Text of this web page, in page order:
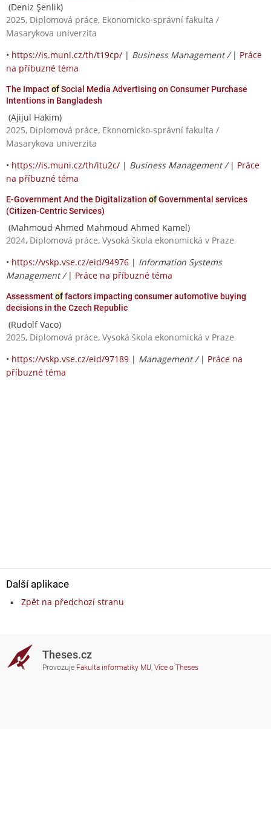
(Deniz Şenlik)
2025, Diplomová práce, Ekonomicko-správní fakulta /
Masarykova univerzita
• https://is.muni.cz/th/t19cp/ | Business Management / | Práce
na příbuzné téma
The ImpactofSocial Media Advertising on Consumer Purchase
Intentions in Bangladesh
(Ajijul Hakim)
2025, Diplomová práce, Ekonomicko-správní fakulta /
Masarykova univerzita
• https://is.muni.cz/th/itu2c/ | Business Management / | Práce
na příbuzné téma
E-Government And the Digitalization ofGovernmental services
(Citizen-Centric Services)
(Mahmoud Ahmed Mahmoud Ahmed Kamel)
2024, Diplomová práce, Vysoká škola ekonomická v Praze
• https://vskp.vse.cz/eid/94976 | Information Systems
Management / | Práce na příbuzné téma
Assessmentoffactors impacting consumer automotive buying
decisions in the Czech Republic
(Rudolf Vaco)
2025, Diplomová práce, Vysoká škola ekonomická v Praze
• https://vskp.vse.cz/eid/97189 | Management / | Práce na
příbuzné téma
Další aplikace
Zpět na předchozí stranu
Theses.cz
Provozuje Fakulta informatiky MU, Více o Theses